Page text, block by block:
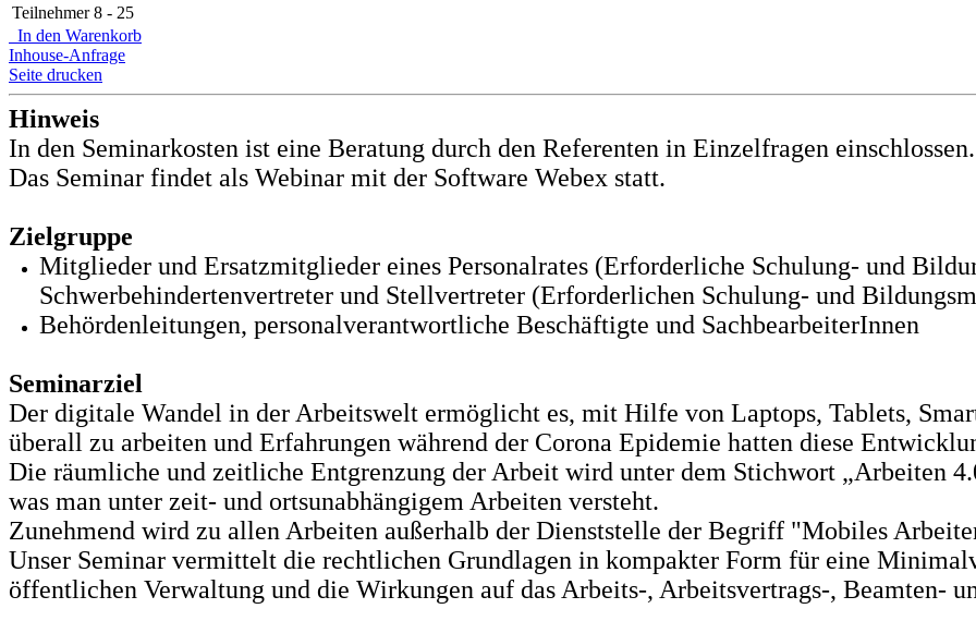
Teilnehmer 8 - 25
In den Warenkorb
Inhouse-Anfrage
Seite drucken
Hinweis
In den Seminarkosten ist eine Beratung durch den Referenten in Einzelfragen einschlossen.
Das Seminar findet als Webinar mit der Software Webex statt.
Zielgruppe
Mitglieder und Ersatzmitglieder eines Personalrates (Erforderliche Schulung- und
Schwerbehindertenvertreter und Stellvertreter (Erforderlichen Schulung- und
Behördenleitungen, personalverantwortliche Beschäftigte und SachbearbeiterInnen
Seminarziel
Der digitale Wandel in der Arbeitswelt ermöglicht es, mit Hilfe von Laptops, Tablets,
überall zu arbeiten und Erfahrungen während der Corona Epidemie hatten diese
Die räumliche und zeitliche Entgrenzung der Arbeit wird unter dem Stichwort „Arbeiten
was man unter zeit- und ortsunabhängigem Arbeiten versteht.
Zunehmend wird zu allen Arbeiten außerhalb der Dienststelle der Begriff "Mobiles
Unser Seminar vermittelt die rechtlichen Grundlagen in kompakter Form für eine
öffentlichen Verwaltung und die Wirkungen auf das Arbeits-, Arbeitsvertrags-, Beamten-